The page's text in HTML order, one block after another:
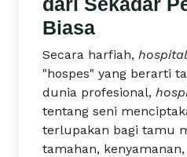
Biasa
Secara harfiah,
"hospes" yang berarti
dunia profesional,
tentang seni
terlupakan bagi tamu
tamahan,